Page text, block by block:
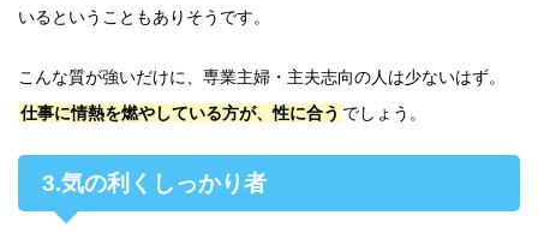
いるということもありそうです。
こんな質が強いだけに、専業主婦・主夫志向の人は少ないはず。
仕事に情熱を燃やしている方が、性に合う でしょう。
3.気の利くしっかり者